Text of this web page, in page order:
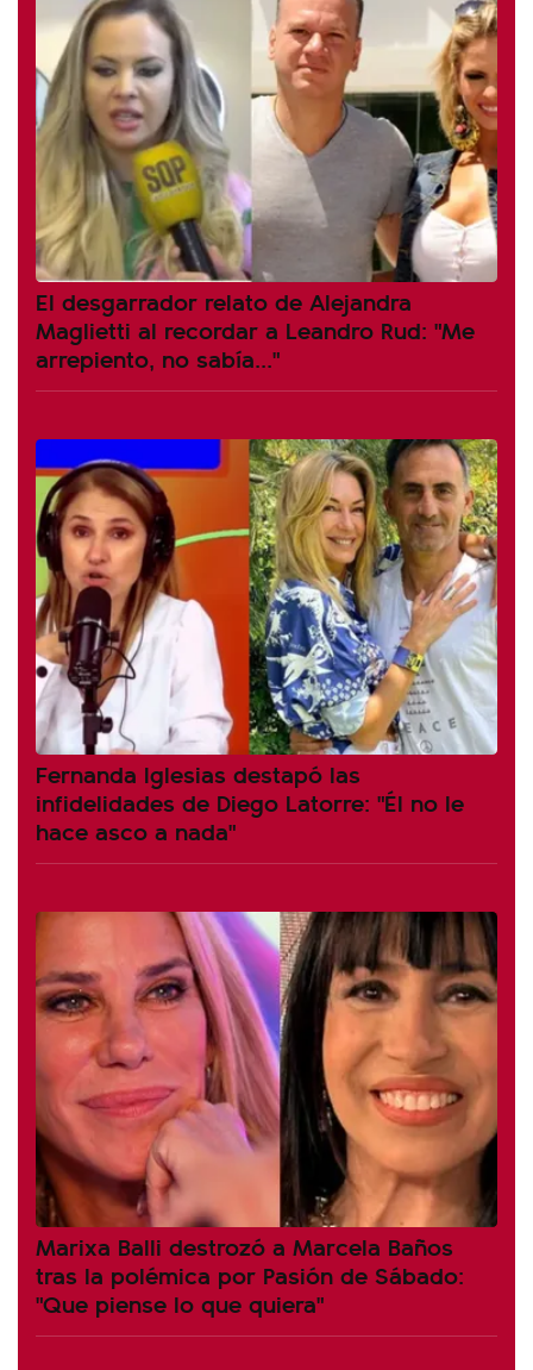
El desgarrador relato de Alejandra
Maglietti al recordar a Leandro Rud: "Me
arrepiento, no sabía..."
Fernanda Iglesias destapó las
infidelidades de Diego Latorre: "Él no le
hace asco a nada"
Marixa Balli destrozó a Marcela Baños
tras la polémica por Pasión de Sábado:
"Que piense lo que quiera"